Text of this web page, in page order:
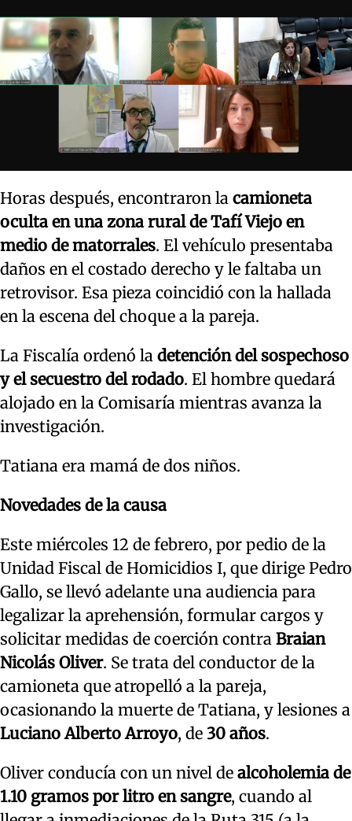
Horas después, encontraron la camioneta
oculta en una zona rural de Tafí Viejo en
medio de matorrales. El vehículo presentaba
daños en el costado derecho y le faltaba un
retrovisor. Esa pieza coincidió con la hallada
en la escena del choque a la pareja.
La Fiscalía ordenó la detención del sospechoso
y el secuestro del rodado. El hombre quedará
alojado en la Comisaría mientras avanza la
investigación.
Tatiana era mamá de dos niños.
Novedades de la causa
Este miércoles 12 de febrero, por pedio de la
Unidad Fiscal de Homicidios I, que dirige Pedro
Gallo, se llevó adelante una audiencia para
legalizar la aprehensión, formular cargos y
solicitar medidas de coerción contra Braian
Nicolás Oliver. Se trata del conductor de la
camioneta que atropelló a la pareja,
ocasionando la muerte de Tatiana, y lesiones a
Luciano Alberto Arroyo, de 30 años.
Oliver conducía con un nivel de alcoholemia de
1.10 gramos por litro en sangre, cuando al